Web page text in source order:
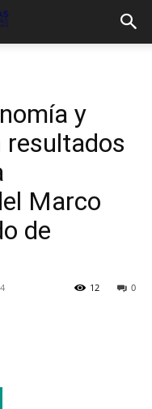
y
resultados
Marco
de
0
12